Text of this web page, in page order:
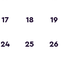
17 18 19
24 25 26